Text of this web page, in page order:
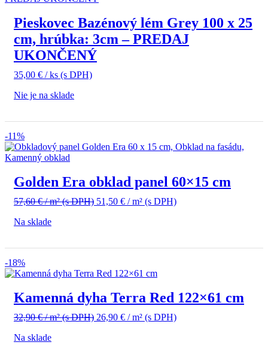
Pieskovec Bazénový lém Grey 100 x 25
cm, hrúbka: 3cm – PREDAJ
UKONČENÝ
35,00 € / ks (s DPH)
Nie je na sklade
-11%
Golden Era obklad panel 60×15 cm
57,60€/ m²(s DPH) Pôvodná
DPH).
51,50 € / m² (s DPH)Aktuálna
Na sklade
-18%
Kamenná dyha Terra Red 122×61 cm
32,90€/ m²(s DPH) Pôvodná
26,90 € / m² (s DPH)Aktuálna
Na sklade